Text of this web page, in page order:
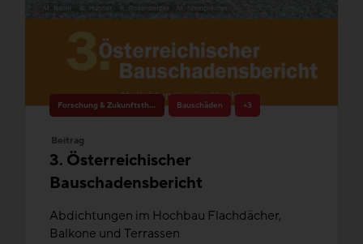
Forschung & Zukunftsthemen Bauschäden +3
Beitrag
3. Österreichischer
Bauschadensbericht
Abdichtungen im Hochbau Flachdächer,
Balkone und Terrassen